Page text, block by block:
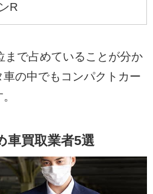
R
まで占めていることが分か
の中でもコンパクトカー
車買取業者5選